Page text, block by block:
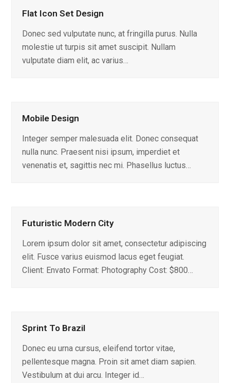
Flat Icon Set Design
Donec sed vulputate nunc, at fringilla purus. Nulla
molestie ut turpis sit amet suscipit. Nullam
vulputate diam elit, ac varius…
Mobile Design
Integer semper malesuada elit. Donec consequat
nulla nunc. Praesent nisi ipsum, imperdiet et
venenatis et, sagittis nec mi. Phasellus luctus…
Futuristic Modern City
Lorem ipsum dolor sit amet, consectetur adipiscing
elit. Fusce varius euismod lacus eget feugiat.
Client: Envato Format: Photography Cost: $800…
Sprint To Brazil
Donec eu urna cursus, eleifend tortor vitae,
pellentesque magna. Proin sit amet diam sapien.
Vestibulum at dui arcu. Integer id…